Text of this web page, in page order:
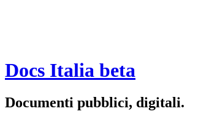
Docs Italia beta
Documenti pubblici, digitali.